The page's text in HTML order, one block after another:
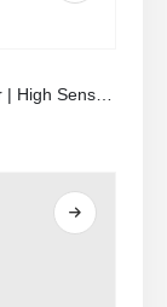
MH-Z1542B-R32 NDIR Refrigerant Sensor | High Sensitivity | Long Lifespan | HVAC & Industrial Safety